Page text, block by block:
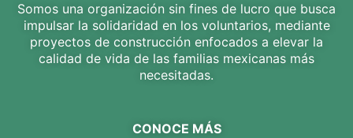
Somos una organización sin fines de lucro que busca
impulsar la solidaridad en los voluntarios, mediante
proyectos de construcción enfocados a elevar la
calidad de vida de las familias mexicanas más
necesitadas.
CONOCE MÁS